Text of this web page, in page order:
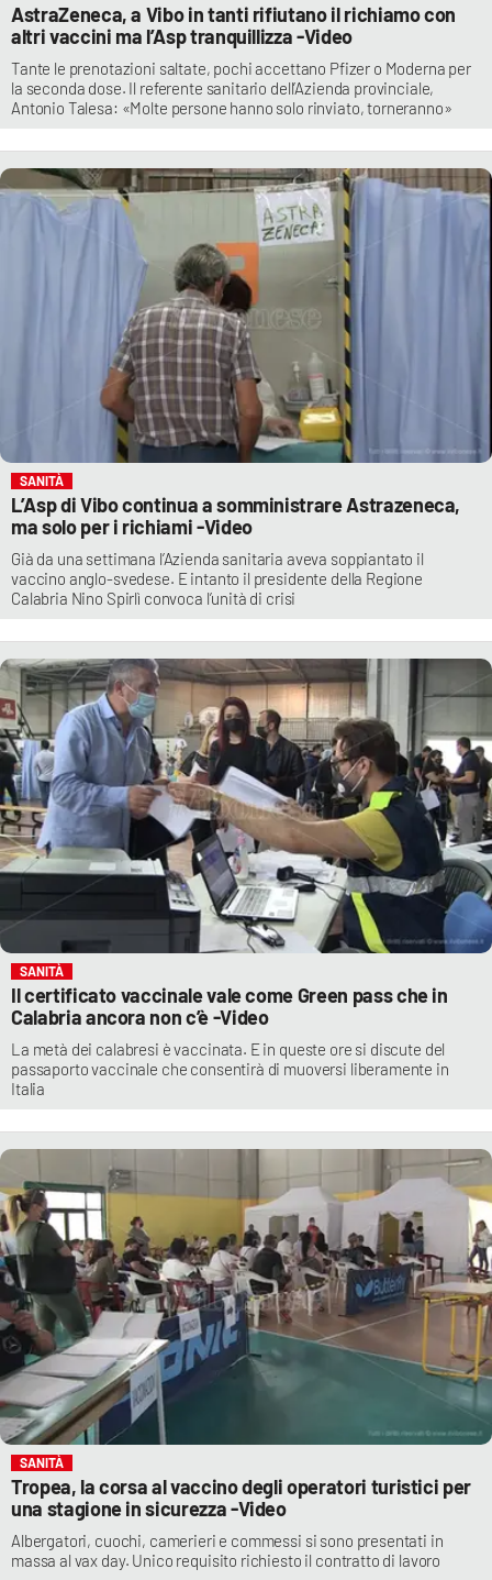
AstraZeneca, a Vibo in tanti rifiutano il richiamo con
altri vaccini ma l’Asp tranquillizza -Video
Tante le prenotazioni saltate, pochi accettano Pfizer o Moderna per
la seconda dose. Il referente sanitario dell’Azienda provinciale,
Antonio Talesa: «Molte persone hanno solo rinviato, torneranno»
SANITÀ
L’Asp di Vibo continua a somministrare Astrazeneca,
ma solo per i richiami -Video
Già da una settimana l’Azienda sanitaria aveva soppiantato il
vaccino anglo-svedese. E intanto il presidente della Regione
Calabria Nino Spirlì convoca l’unità di crisi
SANITÀ
Il certificato vaccinale vale come Green pass che in
Calabria ancora non c’è -Video
La metà dei calabresi è vaccinata. E in queste ore si discute del
passaporto vaccinale che consentirà di muoversi liberamente in
Italia
SANITÀ
Tropea, la corsa al vaccino degli operatori turistici per
una stagione in sicurezza -Video
Albergatori, cuochi, camerieri e commessi si sono presentati in
massa al vax day. Unico requisito richiesto il contratto di lavoro